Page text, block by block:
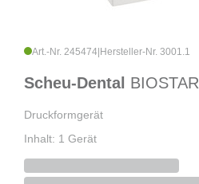
Art.-Nr. 245474 Hersteller-Nr. 3001.1
Scheu-Dental BIOSTAR
Druckformgerät
Inhalt: 1 Gerät